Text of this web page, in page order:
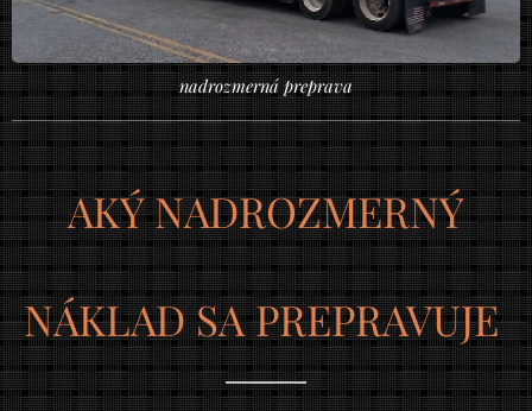
nadrozmerná preprava
AKÝ NADROZMERNÝ
NÁKLAD SA PREPRAVUJE